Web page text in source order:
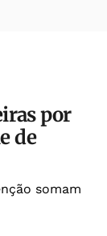
por
de
somam